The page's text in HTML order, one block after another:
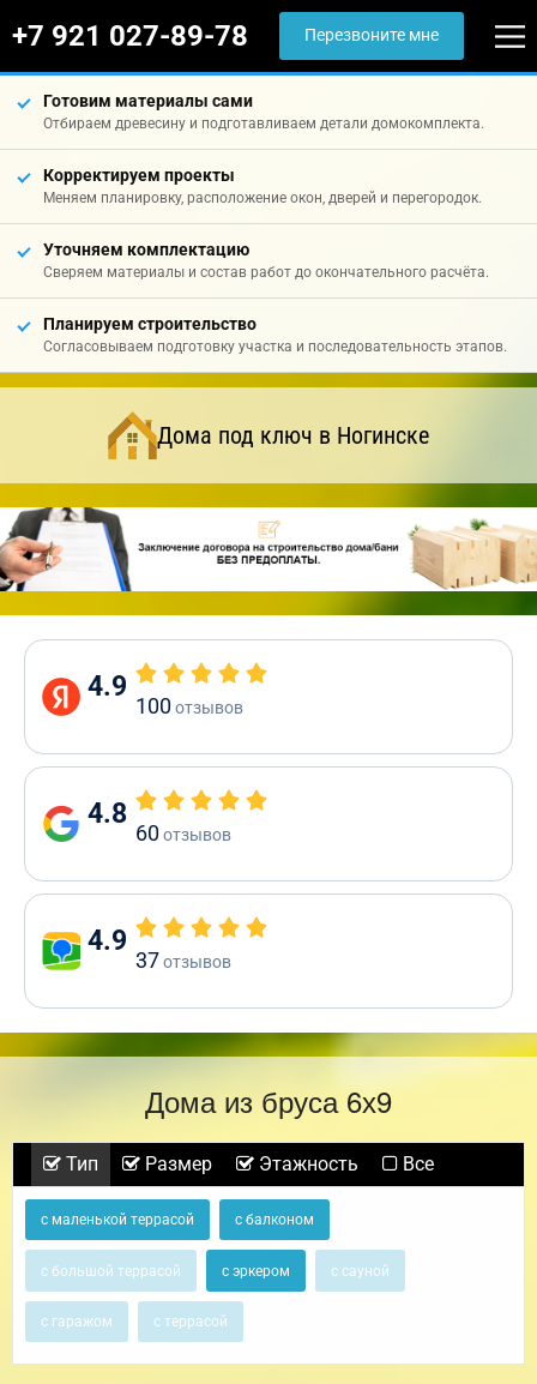
+7 921 027-89-78 Перезвоните мне
Готовим материалы сами
Отбираем древесину и подготавливаем детали домокомплекта.
Корректируем проекты
Меняем планировку, расположение окон, дверей и перегородок.
Уточняем комплектацию
Сверяем материалы и состав работ до окончательного расчёта.
Планируем строительство
Согласовываем подготовку участка и последовательность этапов.
Дома под ключ в Ногинске
4.9
100отзывов
4.8
60отзывов
4.9
37отзывов
Дома из бруса 6х9
Тип Размер Этажность Все
с маленькой террасой с балконом
с большой террасой с эркером с сауной
с гаражом с террасой